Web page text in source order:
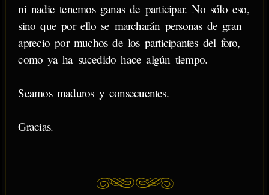
ni nadie tenemos ganas de participar. No sólo eso,
sino que por ello se marcharán personas de gran
aprecio por muchos de los participantes del foro,
como ya ha sucedido hace algún tiempo.
Seamos maduros y consecuentes.
Gracias.